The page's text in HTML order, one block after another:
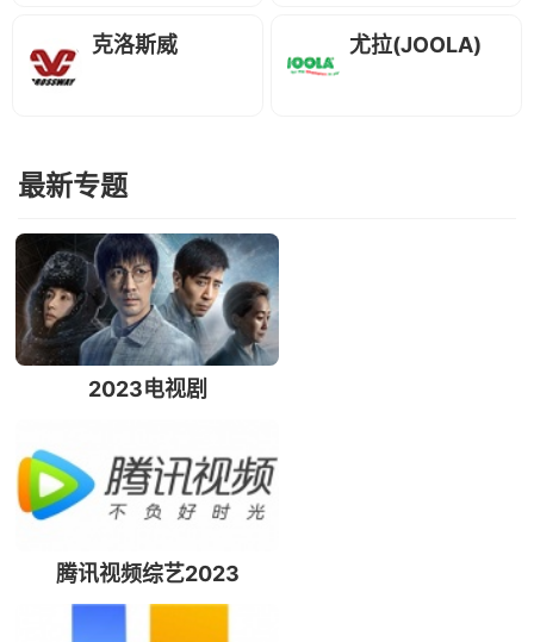
克洛斯威
尤拉(JOOLA)
最新专题
2023电视剧
腾讯视频综艺2023